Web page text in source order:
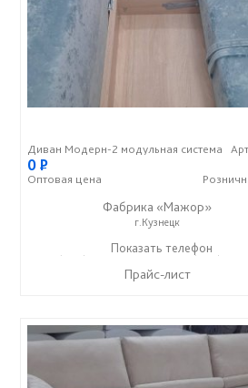
Диван Модерн-2 модульная система
0P
Оптовая цена
Фабрика «Мажор»
г.Кузнецк
+7 (999) 611-98-99 ☎+7 (999) 610-
Показать телефон
Прайс-лист